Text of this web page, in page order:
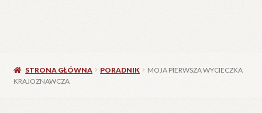
STRONA GŁÓWNA PORADNIK
MOJA PIERWSZA WYCIECZKA
KRAJOZNAWCZA